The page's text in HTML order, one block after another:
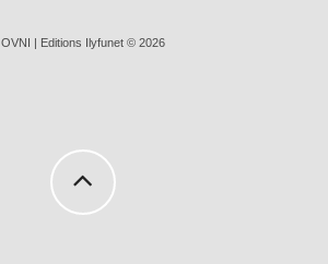
OVNI | Editions Ilyfunet © 2026